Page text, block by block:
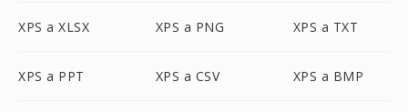
XPS a XLSX XPS a PNG XPS a TXT
XPS a PPT XPS a CSV XPS a BMP